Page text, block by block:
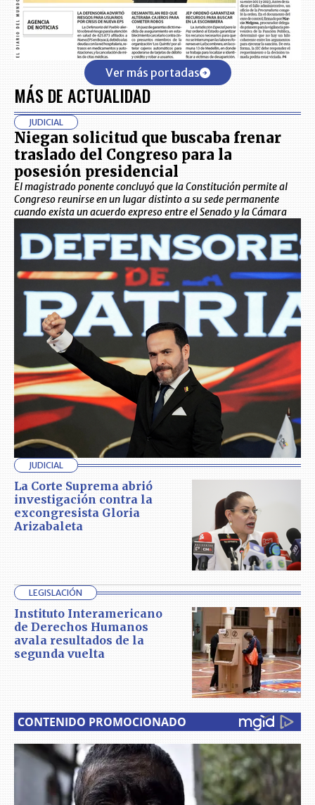
Ver más portadas
MÁS DE ACTUALIDAD
JUDICIAL
Niegan solicitud que buscaba frenar
traslado del Congreso para la
posesión presidencial
El magistrado ponente concluyó que la Constitución permite al
Congreso reunirse en un lugar distinto a su sede permanente
cuando exista un acuerdo expreso entre el Senado y la Cámara
JUDICIAL
La Corte Suprema abrió
investigación contra la
excongresista Gloria
Arizabaleta
LEGISLACIÓN
Instituto Interamericano
de Derechos Humanos
avala resultados de la
segunda vuelta